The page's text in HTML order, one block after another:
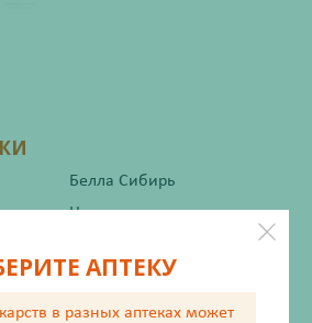
Белла Сибирь
Нет
по применению
АПТЕКУ
в разных аптеках может